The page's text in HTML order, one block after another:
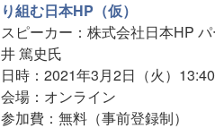
り組む日本HP（仮）
スピーカー：株式会社日本HP
井 篤史氏
日時：2021年3月2日（火）
会場：オンライン
参加費：無料（事前登録制）